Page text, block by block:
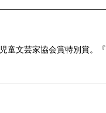
童文芸家協会賞特別賞